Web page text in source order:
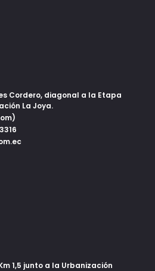
Cordero, diagonal a la Etapa
La Joya.
1,5 junto a la Urbanización